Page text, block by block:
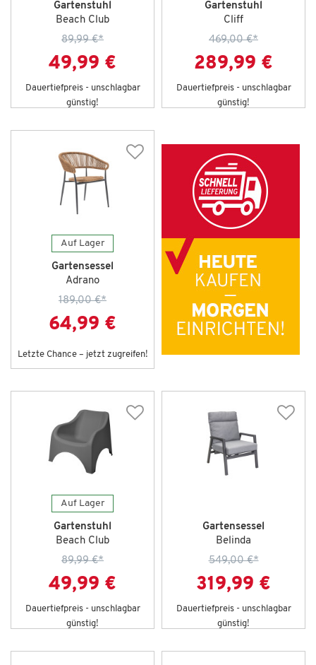
Gartenstuhl
Beach Club
89,99 €*
49,99 €
Dauertiefpreis - unschlagbar
günstig!
Gartenstuhl
Cliff
469,00 €*
289,99 €
Dauertiefpreis - unschlagbar
günstig!
Auf Lager
Gartensessel
Adrano
189,00 €*
64,99 €
Letzte Chance – jetzt zugreifen!
Auf Lager
Gartenstuhl
Beach Club
89,99 €*
49,99 €
Dauertiefpreis - unschlagbar
günstig!
Gartensessel
Belinda
549,00 €*
319,99 €
Dauertiefpreis - unschlagbar
günstig!